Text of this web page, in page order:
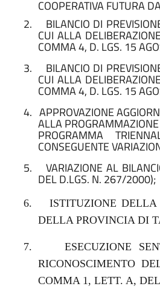
COOPERATIVA FUTURA
2.
BILANCIO DI
CUI ALLA
COMMA 4, D. LGS. 15
3.
BILANCIO DI
CUI ALLA
COMMA 4, D. LGS. 15
4. APPROVAZIONE
ALLA
PROGRAMMA
CONSEGUENTE
5.
VARIAZIONE AL
DEL D.LGS. N. 267/2000);
6.
ISTITUZIONE
DELLA PROVINCIA DI
7.
ESECUZIONE
RICONOSCIMENTO
COMMA 1, LETT. A,